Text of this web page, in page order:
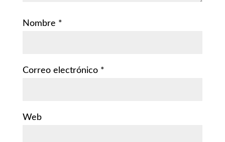
Nombre *
Correo electrónico *
Web